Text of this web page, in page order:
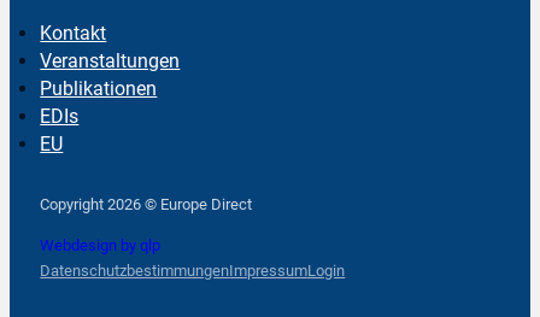
Kontakt
Veranstaltungen
Publikationen
EDIs
EU
Copyright 2026 © Europe Direct
Webdesign by qlp
DatenschutzbestimmungenImpressumLogin